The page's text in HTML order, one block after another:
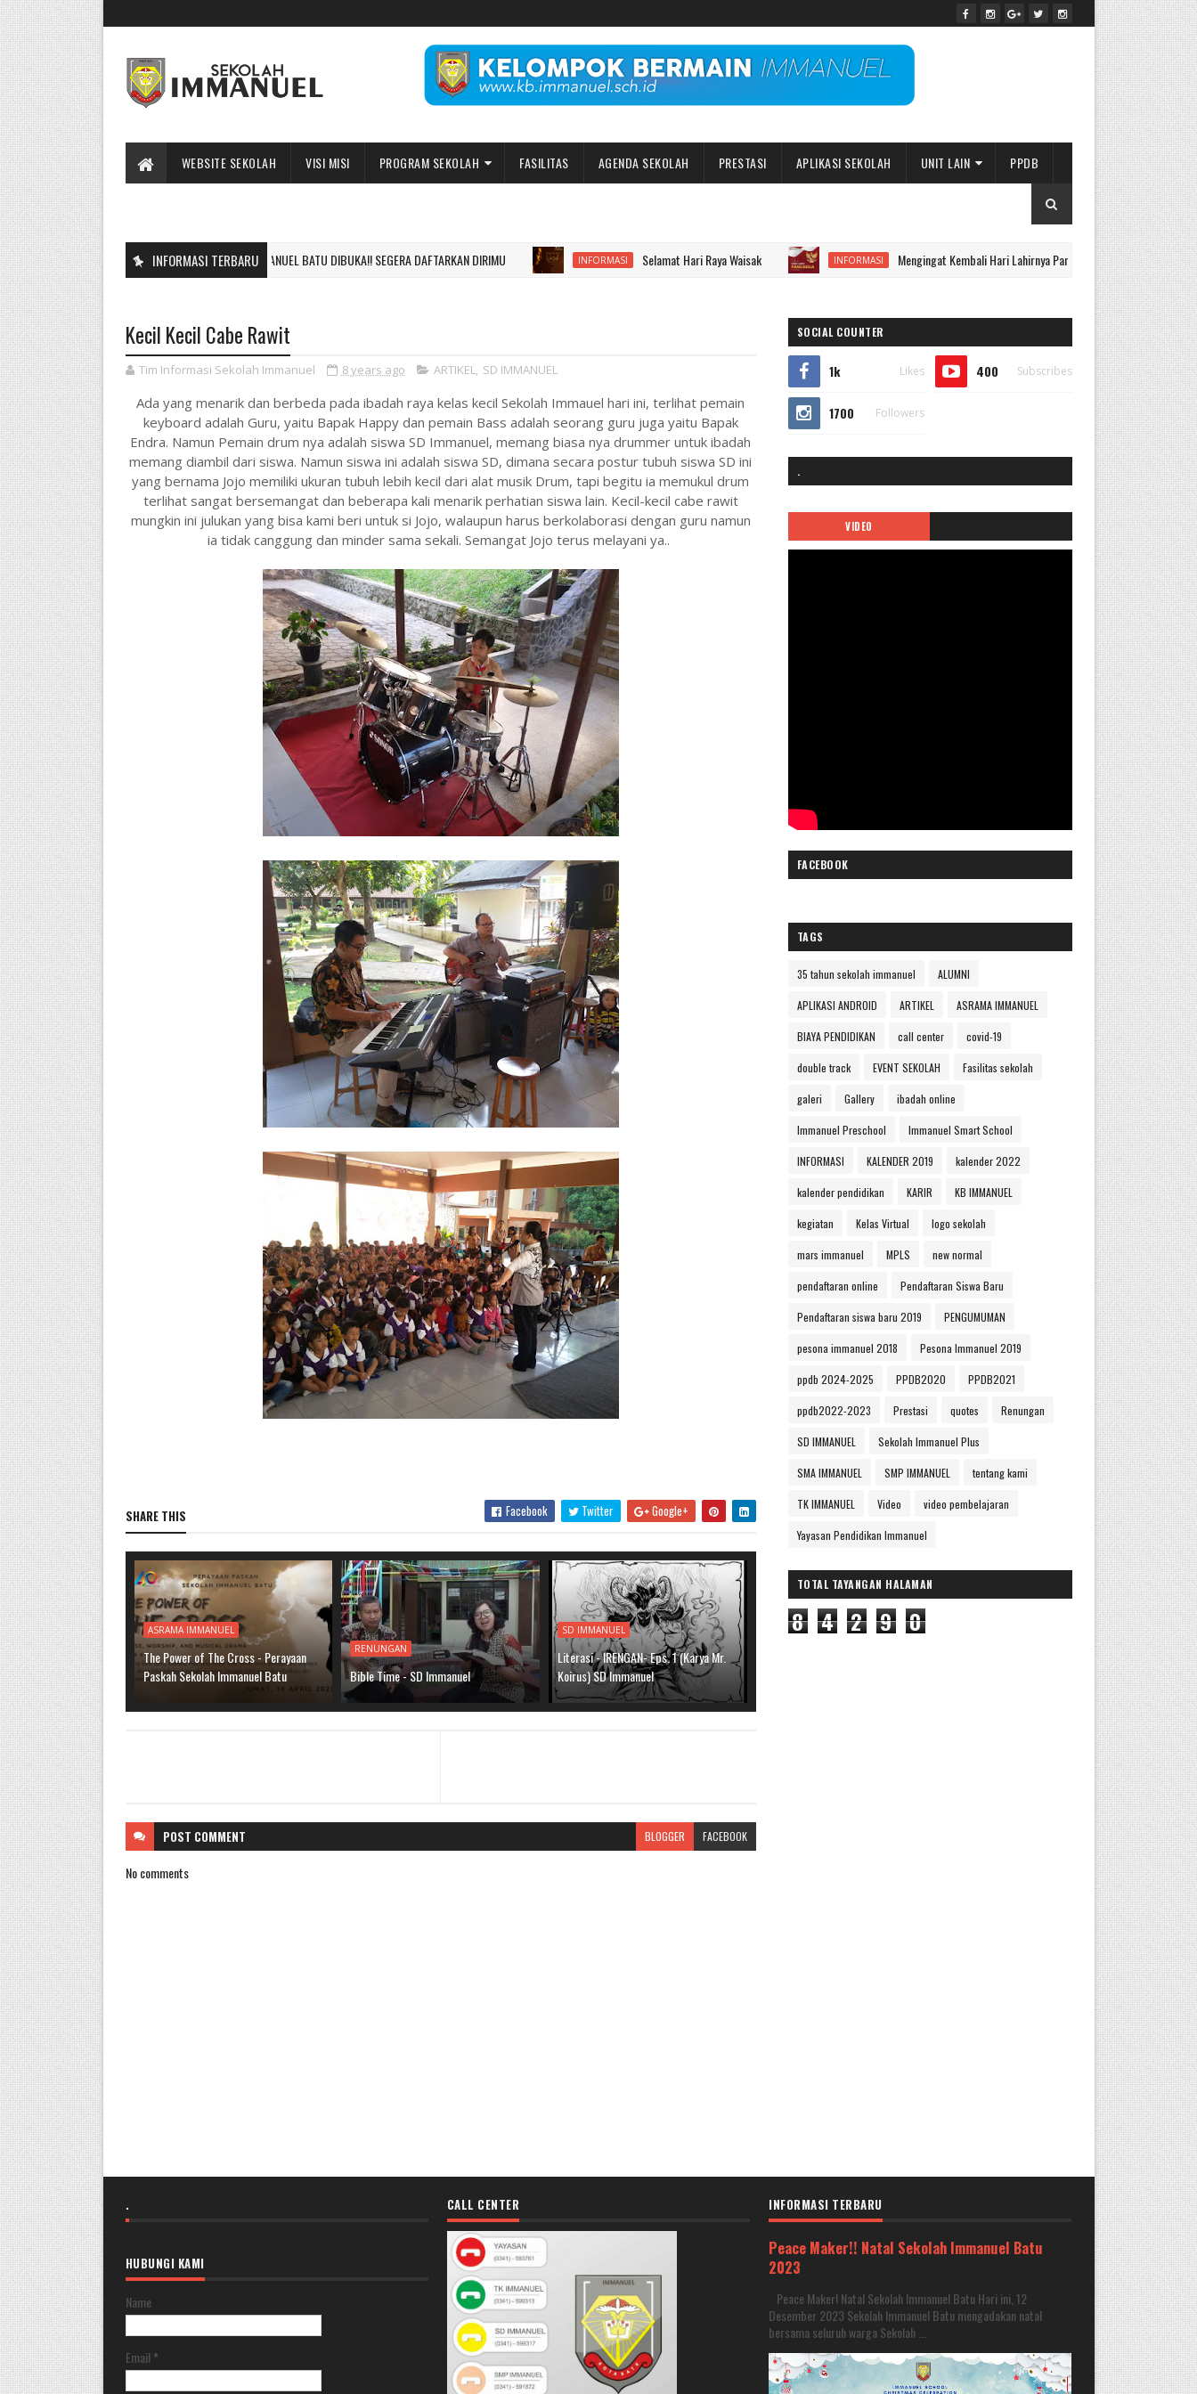
WEBSITE SEKOLAH VISI MISI PROGRAM SEKOLAH FASILITAS AGENDA SEKOLAH PRESTASI APLIKASI SEKOLAH UNIT LAIN PPDB
INFORMASI TERBARU
2024-2025 PPDB 2024-2025 SEKOLAH IMMANUEL BATU DIBUKA!! SEGERA DAFTARKAN DIRIMU INFORMASI Selamat Hari Raya Waisak INFORMASI Mengingat Kembali Hari Lahirnya Pancasila! GALERI
Kecil Kecil Cabe Rawit
Tim Informasi Sekolah Immanuel 8 years ago ARTIKEL, SD IMMANUEL
Ada yang menarik dan berbeda pada ibadah raya kelas kecil Sekolah Immauel hari ini, terlihat pemain
keyboard adalah Guru, yaitu Bapak Happy dan pemain Bass adalah seorang guru juga yaitu Bapak
Endra. Namun Pemain drum nya adalah siswa SD Immanuel, memang biasa nya drummer untuk ibadah
memang diambil dari siswa. Namun siswa ini adalah siswa SD, dimana secara postur tubuh siswa SD ini
yang bernama Jojo memiliki ukuran tubuh lebih kecil dari alat musik Drum, tapi begitu ia memukul drum
terlihat sangat bersemangat dan beberapa kali menarik perhatian siswa lain. Kecil-kecil cabe rawit
mungkin ini julukan yang bisa kami beri untuk si Jojo, walaupun harus berkolaborasi dengan guru namun
ia tidak canggung dan minder sama sekali. Semangat Jojo terus melayani ya..
SHARE THIS Facebook Twitter Google+
ASRAMA IMMANUEL
The Power of The Cross - Perayaan
Paskah Sekolah Immanuel Batu
RENUNGAN
Bible Time - SD Immanuel
SD IMMANUEL
Literasi - IRENGAN- Eps. 1 (Karya Mr.
Koirus) SD Immanuel
POST COMMENT BLOGGER FACEBOOK
No comments
SOCIAL COUNTER
1k Likes 400 Subscribes
1700 Followers
.
VIDEO
FACEBOOK
TAGS
35 tahun sekolah immanuel ALUMNI
APLIKASI ANDROID ARTIKEL ASRAMA IMMANUEL
BIAYA PENDIDIKAN call center covid-19
double track EVENT SEKOLAH Fasilitas sekolah
galeri Gallery ibadah online
Immanuel Preschool Immanuel Smart School
INFORMASI KALENDER 2019 kalender 2022
kalender pendidikan KARIR KB IMMANUEL
kegiatan Kelas Virtual logo sekolah
mars immanuel MPLS new normal
pendaftaran online Pendaftaran Siswa Baru
Pendaftaran siswa baru 2019 PENGUMUMAN
pesona immanuel 2018 Pesona Immanuel 2019
ppdb 2024-2025 PPDB2020 PPDB2021
ppdb2022-2023 Prestasi quotes Renungan
SD IMMANUEL Sekolah Immanuel Plus
SMA IMMANUEL SMP IMMANUEL tentang kami
TK IMMANUEL Video video pembelajaran
Yayasan Pendidikan Immanuel
TOTAL TAYANGAN HALAMAN
8 4 2 9 0
.
HUBUNGI KAMI
Name
Email *
CALL CENTER INFORMASI TERBARU
Peace Maker!! Natal Sekolah Immanuel Batu
2023
Peace Maker! Natal Sekolah Immanuel Batu Hari ini, 12
Desember 2023 Sekolah Immanuel Batu mengadakan natal
bersama seluruh warga Sekolah ...